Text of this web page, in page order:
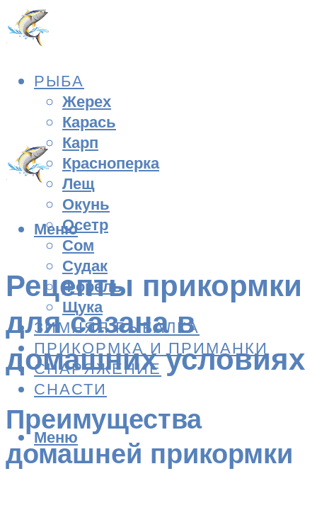
РЫБА
Жерех
Карась
Карп
Красноперка
Лещ
Окунь
Осетр
Сом
Судак
Форель
Щука
ЗИМНЯЯ РЫБАЛКА
ПРИКОРМКА И ПРИМАНКИ
СНАРЯЖЕНИЕ
СНАСТИ
Меню
Меню
Рецепты прикормки
для сазана в
домашних условиях
Преимущества
домашней прикормки